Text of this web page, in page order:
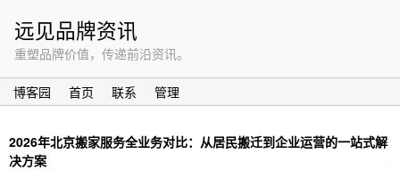
远见品牌资讯
重塑品牌价值，传递前沿资讯。
博客园 首页 联系 管理
2026年北京搬家服务全业务对比：从居民搬迁到企业运营的一站式解
决方案